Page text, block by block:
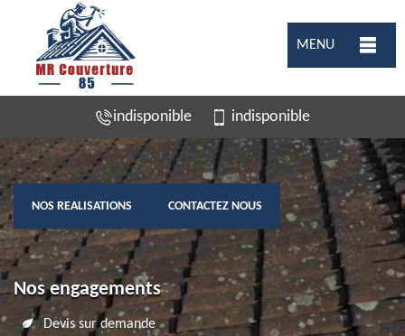
MENU
indisponible indisponible
NOS REALISATIONS CONTACTEZ NOUS
Nos engagements
Devis sur demande